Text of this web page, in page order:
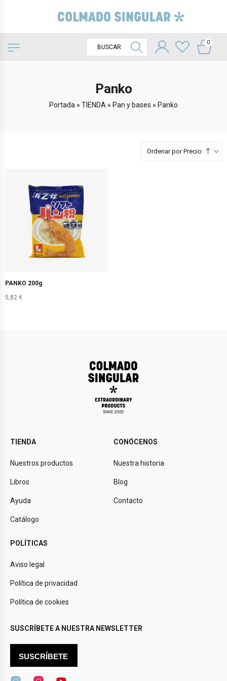
0
Panko
Portada » TIENDA » Pan y bases » Panko
Ordenar por Precio:
PANKO 200g
5,82 €
TIENDA
Nuestros productos
Libros
Ayuda
Catálogo
CONÓCENOS
Nuestra historia
Blog
Contacto
POLÍTICAS
Aviso legal
Política de privacidad
Política de cookies
SUSCRÍBETE A NUESTRA NEWSLETTER
SUSCRÍBETE